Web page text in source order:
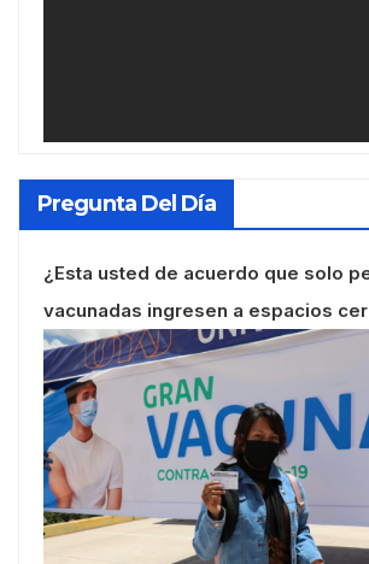
Pregunta Del Día
¿Esta usted de acuerdo que solo
vacunadas ingresen a espacios